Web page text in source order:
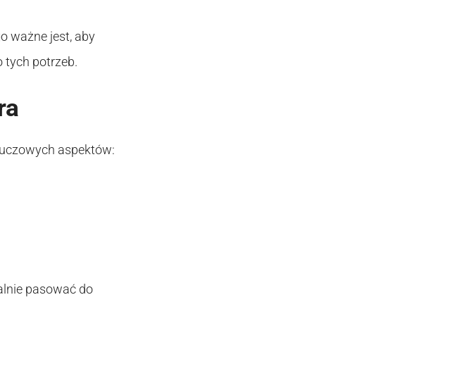
ważne jest, aby
tych potrzeb.
aspektów:
pasować do